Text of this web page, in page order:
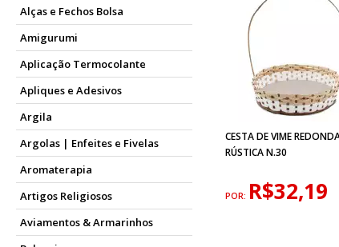
Alças e Fechos Bolsa
Amigurumi
Aplicação Termocolante
Apliques e Adesivos
Argila
Argolas | Enfeites e Fivelas
Aromaterapia
Artigos Religiosos
Aviamentos & Armarinhos
CESTA DE VIME
RÚSTICA N.30
POR: R$32,19